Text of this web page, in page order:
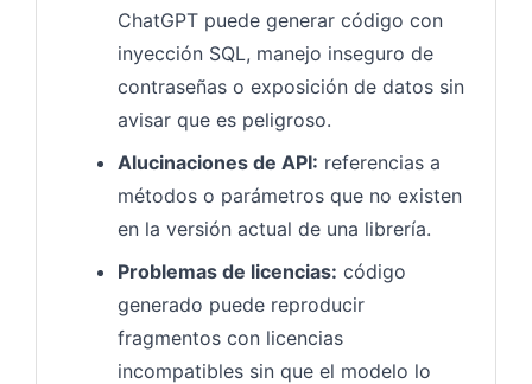
ChatGPT puede generar código con
inyección SQL, manejo inseguro de
contraseñas o exposición de datos sin
avisar que es peligroso.
Alucinaciones de API: referencias a
métodos o parámetros que no existen
en la versión actual de una librería.
Problemas de licencias: código
generado puede reproducir
fragmentos con licencias
incompatibles sin que el modelo lo